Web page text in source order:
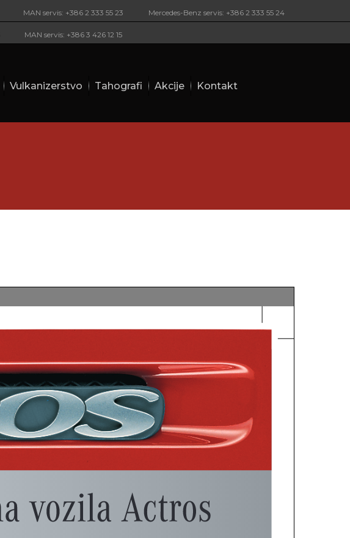
MAN servis: +386 2 333 55 23 Mercedes-Benz servis: +386 2 333 55 24
MAN servis: +386 3 426 12 15
Vulkanizerstvo Tahografi Akcije Kontakt